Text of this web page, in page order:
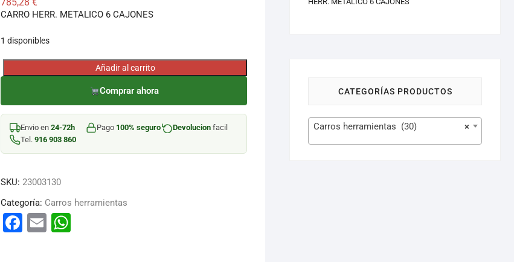
CARRO HERR. METALICO 6 CAJONES
1 disponibles
CARRO
METALICO
6
CAJONES
cantidad
Añadir al carrito
Comprar ahora
Envio en 24-72h Pago 100% seguro Devolucion facil
Tel. 916 903 860
SKU: 23003130
Categoría: Carros herramientas
F
E
CATEGORÍAS PRODUCTOS
×
Carros herramientas (30)